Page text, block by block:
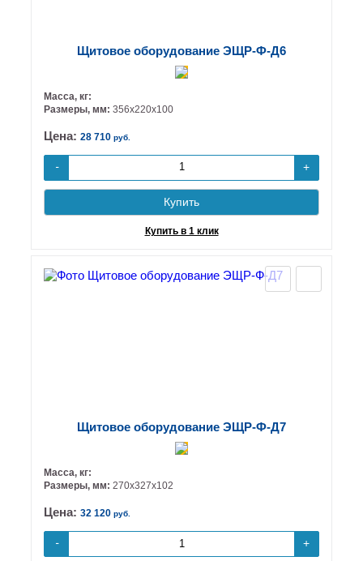
Щитовое оборудование ЭЩР-Ф-Д6
Масса, кг:
Размеры, мм: 356х220х100
Цена: 28 710 руб.
- +
Купить
Купить в 1 клик
Щитовое оборудование ЭЩР-Ф-Д7
Масса, кг:
Размеры, мм: 270х327х102
Цена: 32 120 руб.
- +